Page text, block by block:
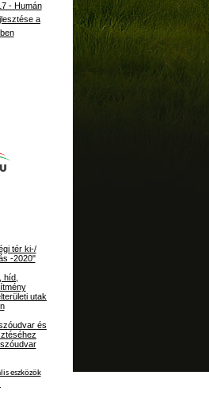
- Humán
a
tér ki-/
-2020"
híd,
utak
és
eszközök